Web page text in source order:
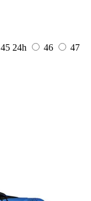
45 24h 46
47